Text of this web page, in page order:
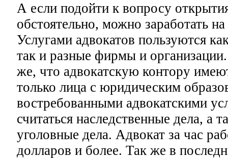
А если подойти к вопросу
обстоятельно, можно заработать
Услугами адвокатов пользуются
так и разные фирмы и
же, что адвокатскую контору
только лица с юридическим
востребованными адвокатскими
считаться наследственные дела,
уголовные дела. Адвокат за час
долларов и более. Так же в